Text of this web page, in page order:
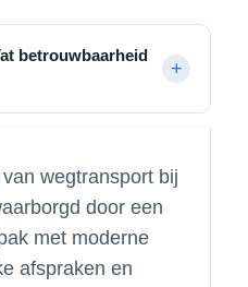
betrouwbaarheid
wegtransport bij
door een
met moderne
afspraken en